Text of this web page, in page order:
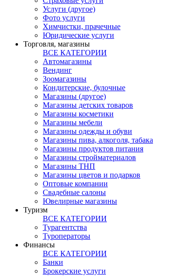
Услуги (другое)
Фото услуги
Химчистки, прачечные
Юридические услуги
Торговля, магазины
ВСЕ КАТЕГОРИИ
Автомагазины
Вендинг
Зоомагазины
Кондитерские, булочные
Магазины (другое)
Магазины детских товаров
Магазины косметики
Магазины мебели
Магазины одежды и обуви
Магазины пива, алкоголя, табака
Магазины продуктов питания
Магазины стройматериалов
Магазины ТНП
Магазины цветов и подарков
Оптовые компании
Свадебные салоны
Ювелирные магазины
Туризм
ВСЕ КАТЕГОРИИ
Турагентства
Туроператоры
Финансы
ВСЕ КАТЕГОРИИ
Банки
Брокерские услуги